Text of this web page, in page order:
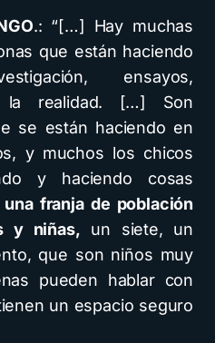
.: “[…] Hay muchas
que están haciendo
ensayos,
la realidad. […] Son
se están haciendo en
y muchos los chicos
y haciendo cosas
una franja de población
y niñas, un siete, un
que son niños muy
pueden hablar con
un espacio seguro